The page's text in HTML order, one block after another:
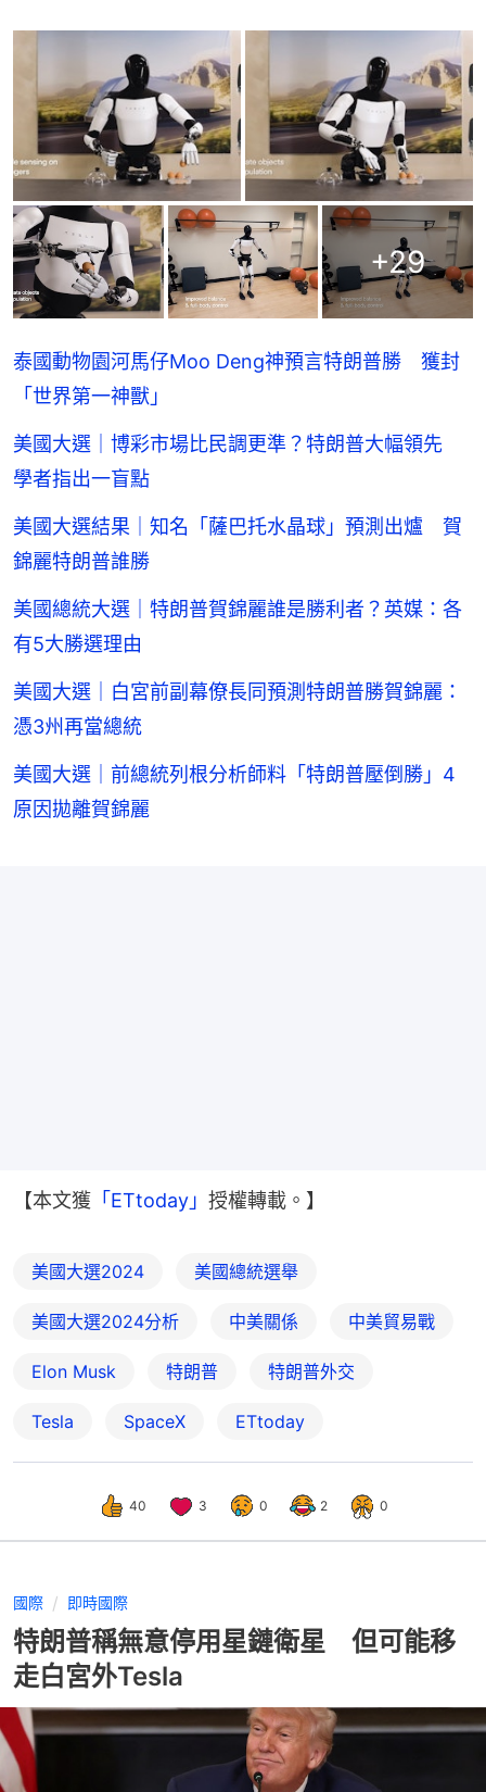
+29
泰國動物園河馬仔Moo Deng神預言特朗普勝 獲封
「世界第一神獸」
美國大選｜博彩市場比民調更準？特朗普大幅領先
學者指出一盲點
美國大選結果｜知名「薩巴托水晶球」預測出爐 賀
錦麗特朗普誰勝
美國總統大選｜特朗普賀錦麗誰是勝利者？英媒：各
有5大勝選理由
美國大選｜白宮前副幕僚長同預測特朗普勝賀錦麗：
憑3州再當總統
美國大選｜前總統列根分析師料「特朗普壓倒勝」4
原因拋離賀錦麗
【本文獲 「ETtoday」 授權轉載。】
美國大選2024 美國總統選舉
美國大選2024分析 中美關係 中美貿易戰
Elon Musk 特朗普 特朗普外交
Tesla SpaceX ETtoday
40 3 0 2 0
國際 即時國際
特朗普稱無意停用星鏈衛星 但可能移
走白宮外Tesla